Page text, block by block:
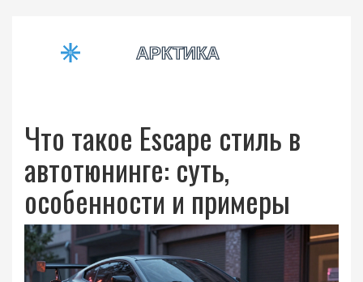
Что такое Escape стиль в
автотюнинге: суть,
особенности и примеры